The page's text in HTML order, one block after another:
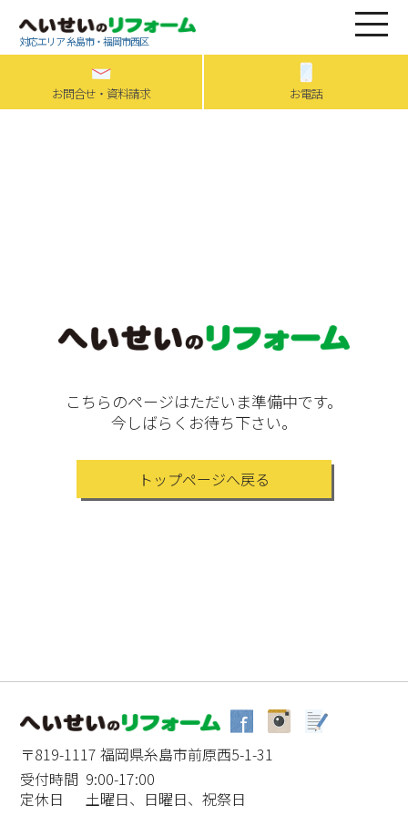
対応エリア 糸島市・福岡市西区
お問合せ・資料請求 お電話
こちらのページはただいま準備中です。
今しばらくお待ち下さい。
トップページへ戻る
〒819-1117 福岡県糸島市前原西5-1-31
受付時間 9:00-17:00
定休日 土曜日、日曜日、祝祭日